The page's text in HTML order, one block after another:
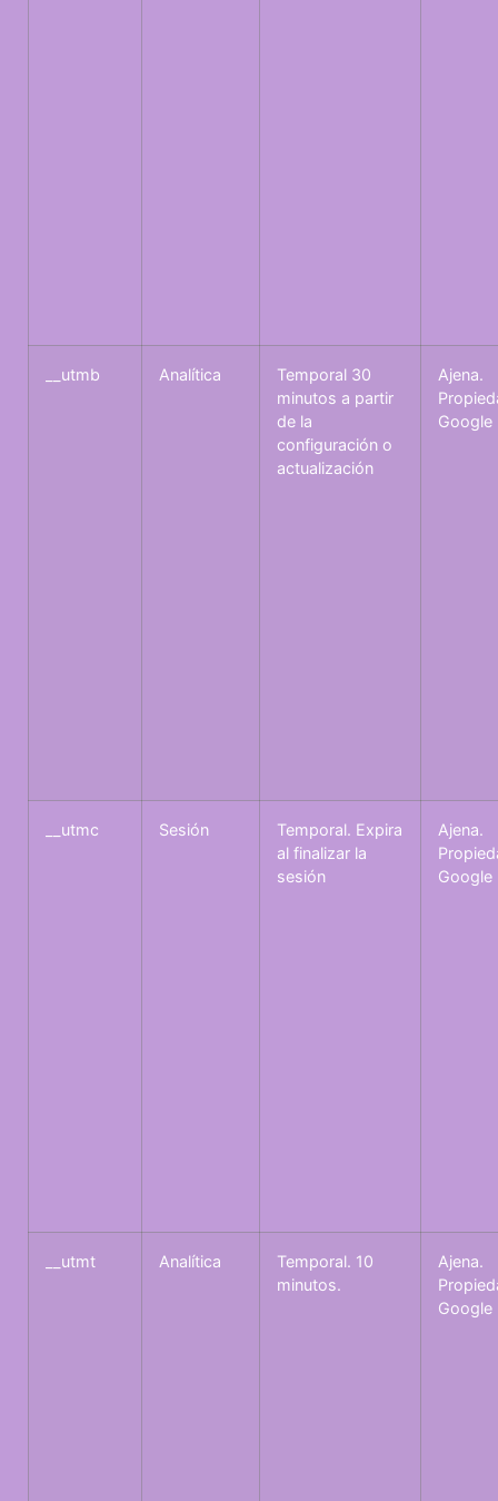
__utmb Analítica
Temporal 30
minutos a partir
de la
configuración o
actualización
Ajena.
Google
__utmc Sesión
Temporal. Expira
al finalizar la
sesión
Ajena.
Google
__utmt Analítica
Temporal. 10
minutos.
Ajena.
Google